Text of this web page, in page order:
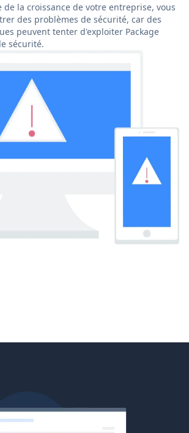
la croissance de votre entreprise, vous
des problèmes de sécurité, car des
peuvent tenter d'exploiter Package
sécurité.